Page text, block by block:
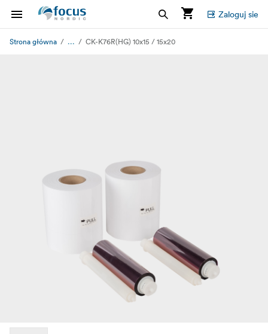
Zaloguj sie
Strona główna ... CK-K76R(HG) 10x15 / 15x20